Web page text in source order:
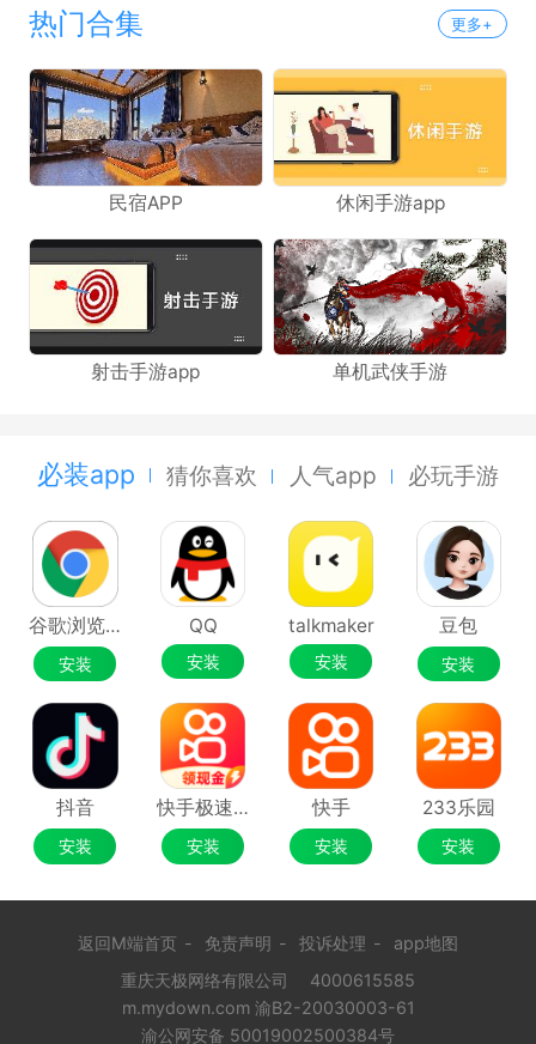
热门合集 更多+
民宿APP 休闲手游app
射击手游app 单机武侠手游
必装app 猜你喜欢 人气app 必玩手游
谷歌浏览器Google Chrome
安装
QQ
安装
talkmaker
安装
豆包
安装
抖音
安装
快手极速版
安装
快手
安装
233乐园
安装
返回M端首页 - 免责声明 - 投诉处理 -
app地图
重庆天极网络有限公司
4000615585
m.mydown.com 渝B2-20030003-61
渝公网安备 50019002500384号